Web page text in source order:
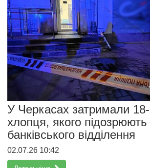
У Черкасах затримали 18-
хлопця, якого підозрюють
банківського відділення
02.07.26 10:42